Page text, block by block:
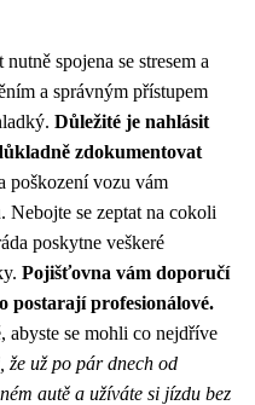
spojena se stresem a
a správným přístupem
Důležité je nahlásit
zdokumentovat
poškození vozu vám
se zeptat na cokoli
poskytne veškeré
Pojišťovna vám doporučí
postarají profesionálové.
abyste se mohli co nejdříve
že už po pár dnech od
autě a užíváte si jízdu bez